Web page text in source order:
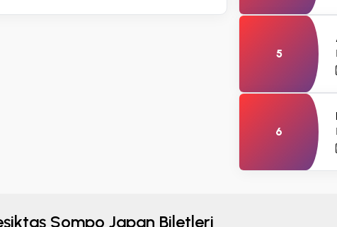
Sal
5
6
Sompo Japan Biletleri